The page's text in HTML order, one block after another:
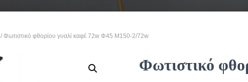
/ Φωτιστικό φθορίου γυαλί καφέ 72w Φ45 Μ150-2/72w
Φωτιστικό